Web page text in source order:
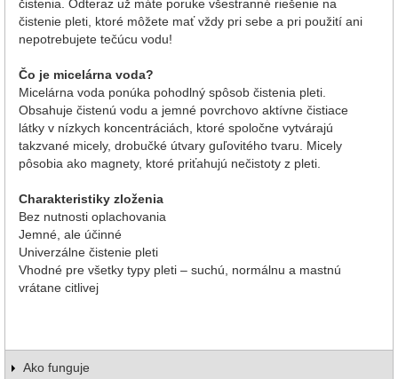
čistenia. Odteraz už máte poruke všestranné riešenie na
čistenie pleti, ktoré môžete mať vždy pri sebe a pri použití ani
nepotrebujete tečúcu vodu!
Čo je micelárna voda?
Micelárna voda ponúka pohodlný spôsob čistenia pleti.
Obsahuje čistenú vodu a jemné povrchovo aktívne čistiace
látky v nízkych koncentráciách, ktoré spoločne vytvárajú
takzvané micely, drobučké útvary guľovitého tvaru. Micely
pôsobia ako magnety, ktoré priťahujú nečistoty z pleti.
Charakteristiky zloženia
Bez nutnosti oplachovania
Jemné, ale účinné
Univerzálne čistenie pleti
Vhodné pre všetky typy pleti – suchú, normálnu a mastnú
vrátane citlivej
Ako funguje